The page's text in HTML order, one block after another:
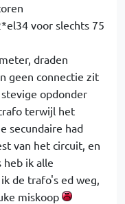
voor slechts 75
draden
geen connectie zit
opdonder
terwijl het
secundaire had
van het circuit, en
heb ik alle
de trafo's ed weg,
miskoop